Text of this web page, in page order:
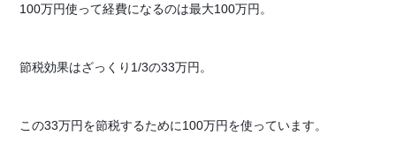
100万円使って経費になるのは最大100万円。
節税効果はざっくり1/3の33万円。
この33万円を節税するために100万円を使っています。